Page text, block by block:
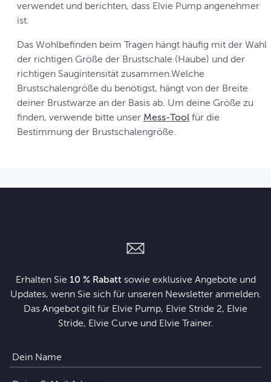
verwendet und berichten, dass Elvie Pump angenehmer
ist.
Das Wohlbefinden beim Tragen hängt häufig mit der Wahl
der richtigen Größe der Brustschale (Haube) und der
richtigen Saugintensität zusammen.Welche
Brustschalengröße du benötigst, hängt von der Breite
deiner Brustwarze an der Basis ab. Um deine Größe zu
finden, verwende bitte unser Mess-Tool für die
Bestimmung der Brustschalengröße.
Erhalten Sie 10 % Rabattsowie exklusive Angebote und
Updates, wenn Sie sich für unseren Newsletter anmelden.
Das Angebot gilt für Elvie Pump, Elvie Stride 2, Elvie
Stride, Elvie Curve und Elvie Trainer.